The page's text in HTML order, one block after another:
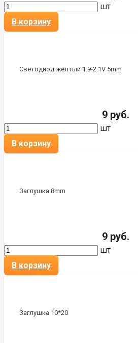
шт
В корзину
Светодиод желтый 1.9-2.1V 5mm
9 руб.
шт
В корзину
Заглушка 8mm
9 руб.
шт
В корзину
Заглушка 10*20